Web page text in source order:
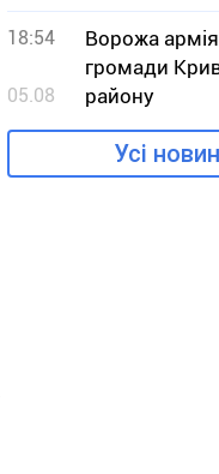
Рогу
18:54
05.08
Ворожа
громади
району
Усі